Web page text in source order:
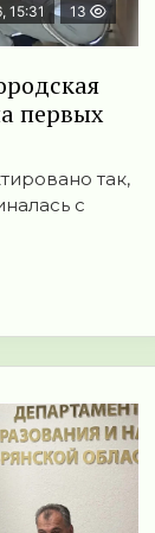
15:31 13
первых
так,
с